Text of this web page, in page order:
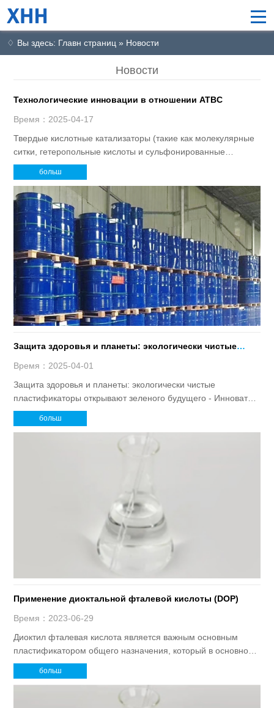
♢ Вы здесь: Главн страниц » Новости
Новости
Технологические инновации в отношении ATBC
Время：2025-04-17
Твердые кислотные катализаторы (такие как молекулярные
ситки, гетеропольные кислоты и сульфонированные
углеродные материалы) повышают селективность и
уменьшают количество сточных вод.
больш
Защита здоровья и планеты: экологически чистые
пластификаторы открывают зеленого будущего
Время：2025-04-01
Защита здоровья и планеты: экологически чистые
пластификаторы открывают зеленого будущего - Инноватор
традиционных пластификаторов и практик устойчивого
развития
больш
Применение диоктальной фталевой кислоты (DOP)
Время：2023-06-29
Диоктил фталевая кислота является важным основным
пластификатором общего назначения, который в основном
используется для обработки смолы ПВХ, смолы химического
волокна, смолы уксусной кислоты,
а также краски, красителей, дисперсантов и т. д.
больш